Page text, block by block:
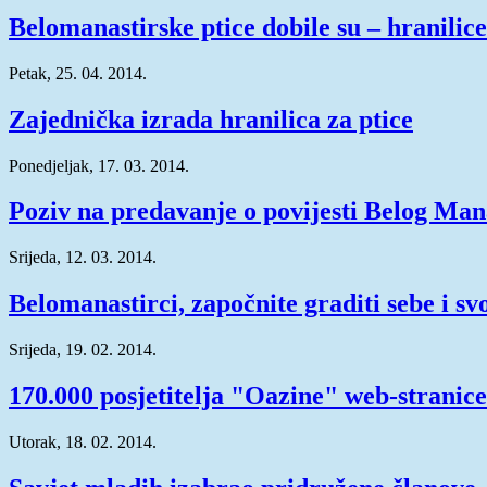
Belomanastirske ptice dobile su – hranilice
Petak, 25. 04. 2014.
Zajednička izrada hranilica za ptice
Ponedjeljak, 17. 03. 2014.
Poziv na predavanje o povijesti Belog
Srijeda, 12. 03. 2014.
Belomanastirci, započnite graditi sebe i
Srijeda, 19. 02. 2014.
170.000 posjetitelja "Oazine" web-stranice
Utorak, 18. 02. 2014.